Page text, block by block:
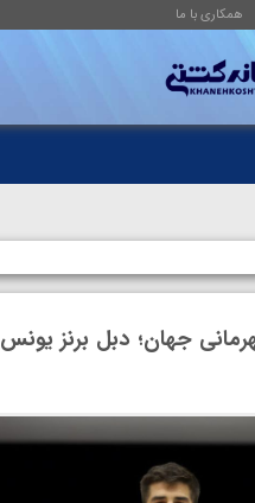
همکاری با ما
جهان؛ دبل برنز یونس